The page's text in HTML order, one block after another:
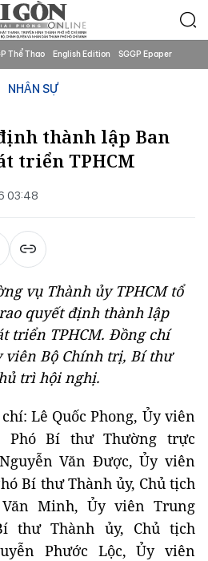
Thể Thao English Edition SGGP Epaper
NHÂN SỰ
thành lập Ban
triển TPHCM
03:48
vụ Thành ủy TPHCM tổ
quyết định thành lập
triển TPHCM. Đồng chí
viên Bộ Chính trị, Bí thư
trì hội nghị.
Lê Quốc Phong, Ủy viên
Phó Bí thư Thường trực
Văn Được, Ủy viên
Bí thư Thành ủy, Chủ tịch
Văn Minh, Ủy viên Trung
thư Thành ủy, Chủ tịch
Phước Lộc, Ủy viên